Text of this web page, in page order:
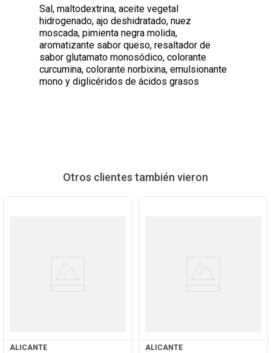
Sal, maltodextrina, aceite vegetal
hidrogenado, ajo deshidratado, nuez
moscada, pimienta negra molida,
aromatizante sabor queso, resaltador de
sabor glutamato monosódico, colorante
curcumina, colorante norbixina, emulsionante
mono y diglicéridos de ácidos grasos
Otros clientes también vieron
Ver
Producto
ALICANTE
Ver
Producto
ALICANTE